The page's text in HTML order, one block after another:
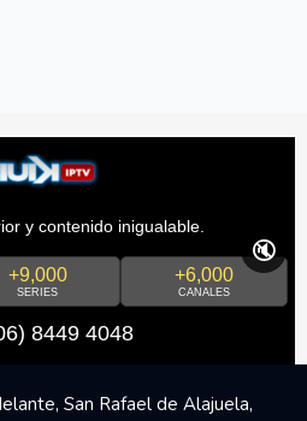
y contenido inigualable.
+9,000
SERIES
+6,000
CANALES
8449 4048
🔇
San Rafael de Alajuela,